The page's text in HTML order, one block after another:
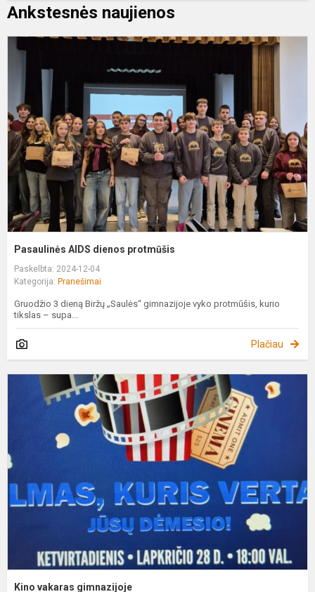
Ankstesnės naujienos
Pasaulinės AIDS dienos protmūšis
Paskelbta: 2024-12-04
Kategorija: Pranešimai
Gruodžio 3 dieną Biržų „Saulės“ gimnazijoje vyko protmūšis, kurio
tikslas – supa...
Plačiau
Kino vakaras gimnazijoje